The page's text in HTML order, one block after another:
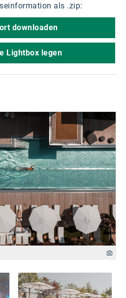
als .zip:
downloaden
Lightbox legen